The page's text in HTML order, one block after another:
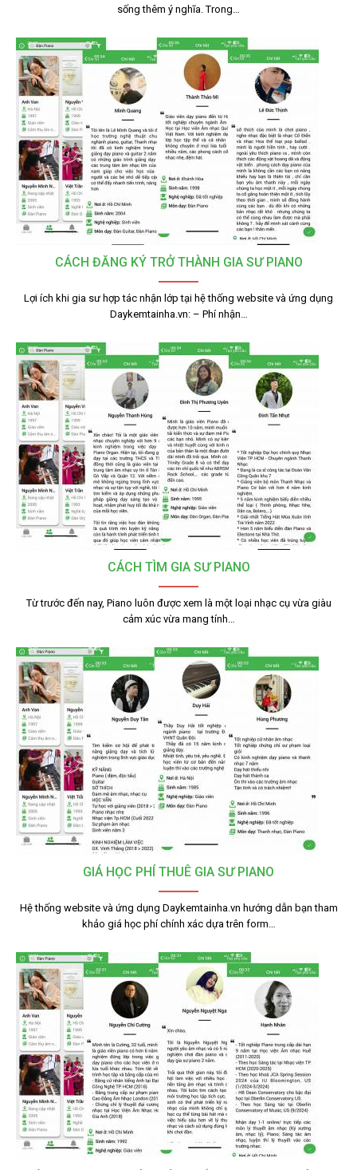
sống thêm ý nghĩa. Trong…
CÁCH ĐĂNG KÝ TRỞ THÀNH GIA SƯ PIANO
Lợi ích khi gia sư hợp tác nhận lớp tại hệ thống website và ứng dụng
Daykemtainha.vn: – Phí nhận…
CÁCH TÌM GIA SƯ PIANO
Từ trước đến nay, Piano luôn được xem là một loại nhạc cụ vừa giàu
cảm xúc vừa mang tính…
GIÁ HỌC PHÍ THUÊ GIA SƯ PIANO
Hệ thống website và ứng dụng Daykemtainha.vn hướng dẫn bạn tham
khảo giá học phí chính xác dựa trên form…